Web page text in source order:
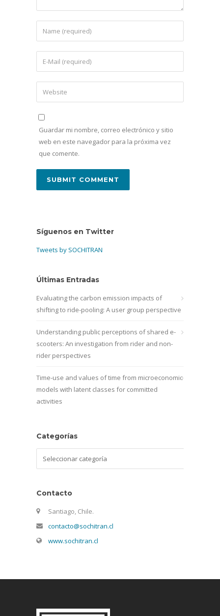
Guardar mi nombre, correo electrónico y sitio
web en este navegador para la próxima vez
que comente.
Síguenos en Twitter
Tweets by SOCHITRAN
Últimas Entradas
Evaluating the carbon emission impacts of
shifting to ride-pooling: A user group perspective
Understanding public perceptions of shared e-
scooters: An investigation from rider and non-
rider perspectives
Time-use and values of time from microeconomic
models with latent classes for committed
activities
Categorías
Contacto
Santiago, Chile.
contacto@sochitran.cl
www.sochitran.cl